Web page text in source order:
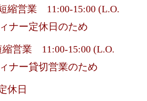
縮営業 11:00-15:00 (L.O.
ナー定休日のため
縮営業 11:00-15:00 (L.O.
ー貸切営業のため
休日